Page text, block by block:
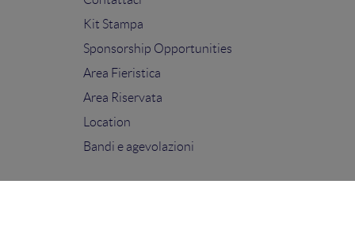
Kit Stampa
Sponsorship Opportunities
Area Fieristica
Area Riservata
Location
Bandi e agevolazioni